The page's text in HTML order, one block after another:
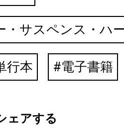
・サスペンス・ハ
行本 電子書籍
ェアする